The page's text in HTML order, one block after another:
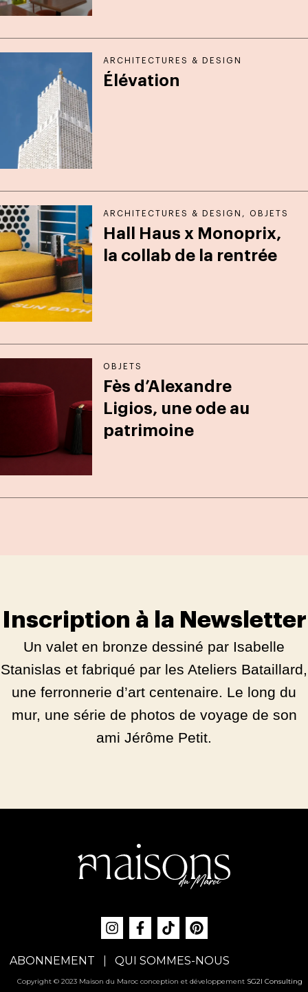
ARCHITECTURES & DESIGN
Élévation
ARCHITECTURES & DESIGN ,OBJETS
Hall Haus x Monoprix,
la collab de la rentrée
OBJETS
Fès d’Alexandre
Ligios, une ode au
patrimoine
Inscription à la Newsletter
Un valet en bronze dessiné par Isabelle
Stanislas et fabriqué par les Ateliers Bataillard,
une ferronnerie d’art centenaire. Le long du
mur, une série de photos de voyage de son
ami Jérôme Petit.
ABONNEMENT QUI SOMMES-NOUS
Copyright © 2023 Maison du Maroc conception et développement SG2I Consulting